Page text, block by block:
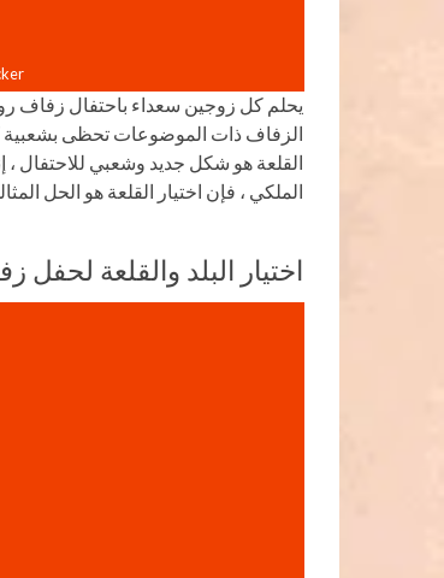
يحلم كل زوجين سعداء باحتفال زفاف
الزفاف ذات الموضوعات تحظى بشعبية
القلعة هو شكل جديد وشعبي للاحتفال ،
الملكي ، فإن اختيار القلعة هو الحل
اختيار البلد والقلعة لحفل